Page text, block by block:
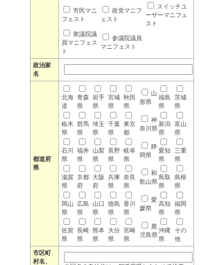
市民マニ
フェスト
政党マニフ
ェスト
スイッチユ
ーザーマニフェ
スト
衆議院議
員マニフェス
ト
参議院議員
マニフェスト
政治家
名
都道府
県
北海
道
青森
県
岩手
県
宮城
県
秋田
県
山
形県
福島
県
茨城
県
栃木
県
群馬
県
埼玉
県
千葉
県
東京
都
神
奈川県
新潟
県
富山
県
石川
県
福井
県
山梨
県
長野
県
岐阜
県
静
岡県
愛知
県
三重
県
滋賀
県
京都
府
大阪
府
兵庫
県
奈良
県
和
歌山県
鳥取
県
島根
県
岡山
県
広島
県
山口
県
徳島
県
香川
県
愛
媛県
高知
県
福岡
県
佐賀
県
長崎
県
熊本
県
大分
県
宮崎
県
鹿
児島県
沖縄
県
その
他
市区町
村名、